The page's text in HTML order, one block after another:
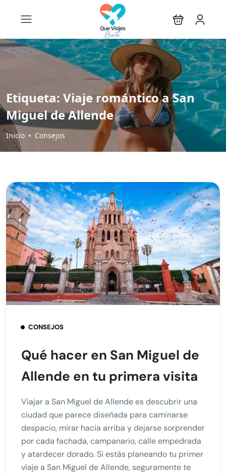
Etiqueta: Viaje romántico a San
Miguel de Allende
Inicio Consejos
CONSEJOS
Qué hacer en San Miguel de
Allende en tu primera visita
Viajar a San Miguel de Allende es descubrir una
ciudad que parece diseñada para caminarse
despacio, mirar hacia arriba y dejarse sorprender
por cada fachada, campanario, calle empedrada
y atardecer dorado. Si estás planeando tu primer
viaje a San Miguel de Allende, seguramente te